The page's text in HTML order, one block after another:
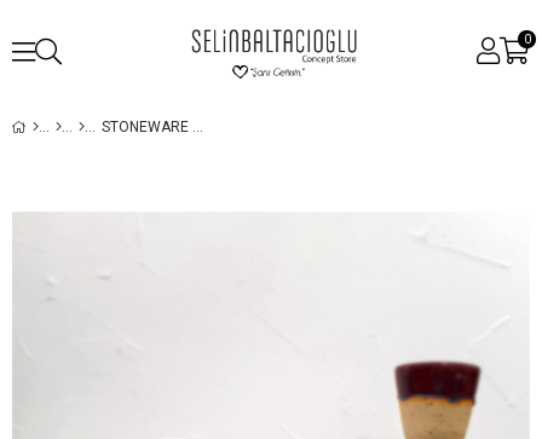
0
STONEWARE ESPRESSO BARDAĞI - EL YAPIMI STONEWARE SERAMIK - MÜRDÜM RENGI